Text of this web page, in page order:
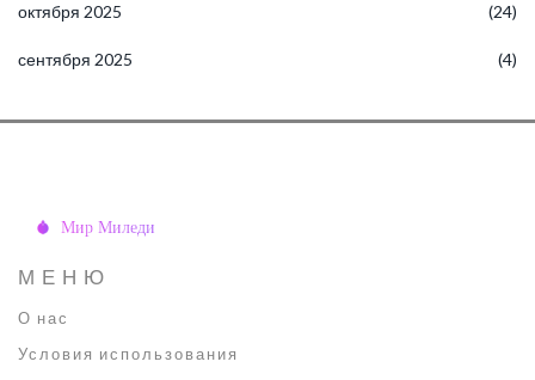
октября 2025 (24)
сентября 2025 (4)
МЕНЮ
О нас
Условия использования